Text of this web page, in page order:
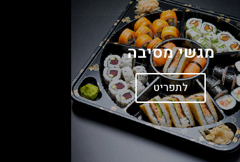
מגשי מסיבה
לתפריט